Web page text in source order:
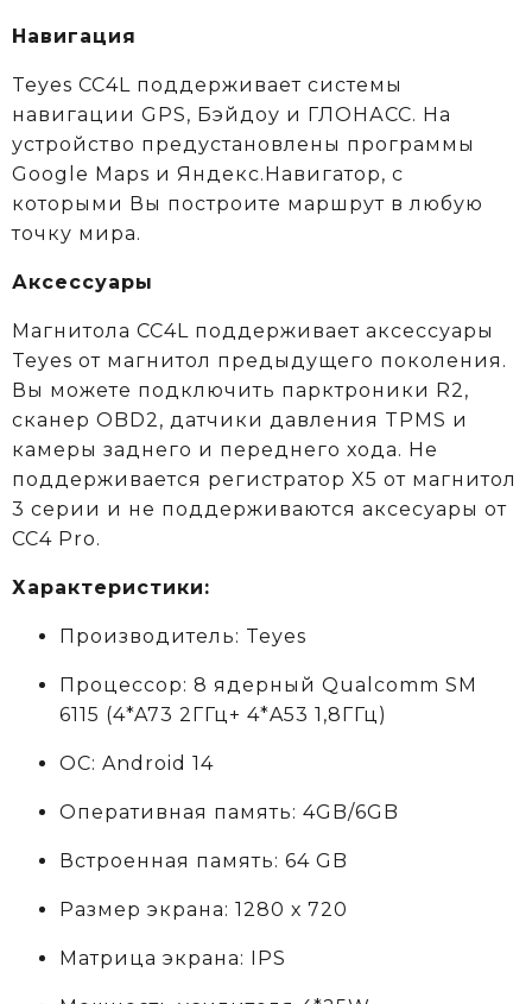
Навигация
Teyes CC4L поддерживает системы
навигации GPS, Бэйдоу и ГЛОНАСС. На
устройство предустановлены программы
Google Maps и Яндекс.Навигатор, с
которыми Вы построите маршрут в любую
точку мира.
Аксессуары
Магнитола CC4L поддерживает аксессуары
Teyes от магнитол предыдущего поколения.
Вы можете подключить парктроники R2,
сканер OBD2, датчики давления TPMS и
камеры заднего и переднего хода. Не
поддерживается регистратор X5 от магнитол
3 серии и не поддерживаются аксеcуары от
CC4 Pro.
Характеристики:
Производитель: Teyes
Процессор: 8 ядерный Qualcomm SM
6115 (4*A73 2ГГц+ 4*A53 1,8ГГц)
ОС: Android 14
Оперативная память: 4GB/6GB
Встроенная память: 64 GB
Размер экрана: 1280 х 720
Матрица экрана: IPS